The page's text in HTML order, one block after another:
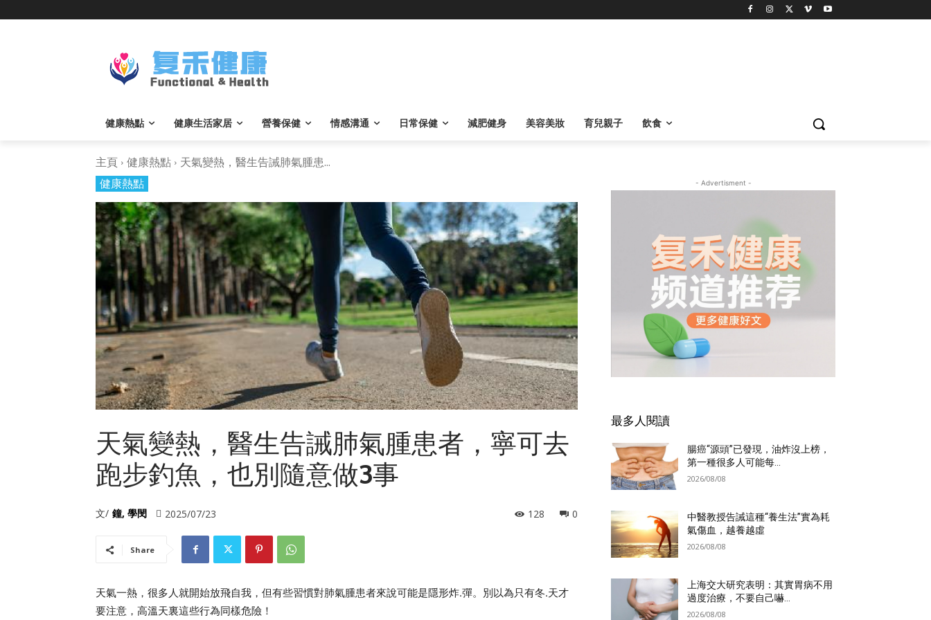
健康熱點 健康生活家居 營養保健 情感溝通 日常保健 減肥健身 美容美妝 育兒親子 飲食
主頁 健康熱點
天氣變熱，醫生告誡肺氣腫患...
健康熱點
天氣變熱，醫生告誡肺氣腫患者，寧可去
跑步釣魚，也別隨意做3事
文/ 鐘, 學閔 2025/07/23 0
128
Share
天氣一熱，很多人就開始放飛自我，但有些習慣對肺氣腫患者來說可能是隱形炸.彈。別以為只有冬.天才
要注意，高溫天裏這些行為同樣危險！
- Advertisment -
最多人閱讀
腸癌“源頭”已發現，油炸沒上榜，
第一種很多人可能每...
2026/08/08
中醫教授告誡這種“養生法”實為耗
氣傷血，越養越虛
2026/08/08
上海交大研究表明：其實胃病不用
過度治療，不要自己嚇...
2026/08/08